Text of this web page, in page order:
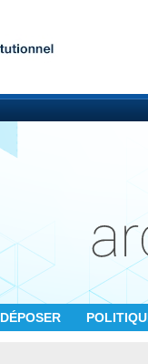
DÉPOSER